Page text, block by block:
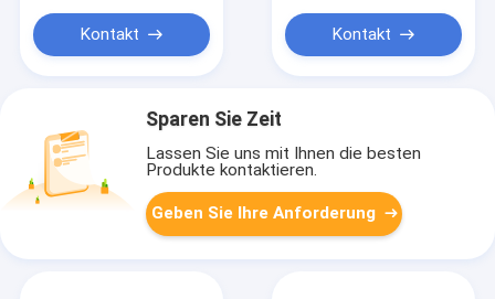
Kontakt Kontakt
Sparen Sie Zeit
Lassen Sie uns mit Ihnen die besten
Produkte kontaktieren.
Geben Sie Ihre Anforderung